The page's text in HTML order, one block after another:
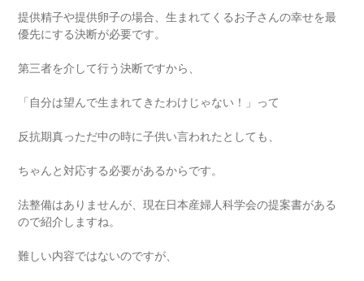
提供精子や提供卵子の場合、生まれてくるお子さんの幸せを最
優先にする決断が必要です。
第三者を介して行う決断ですから、
「自分は望んで生まれてきたわけじゃない！」って
反抗期真っただ中の時に子供い言われたとしても、
ちゃんと対応する必要があるからです。
法整備はありませんが、現在日本産婦人科学会の提案書がある
ので紹介しますね。
難しい内容ではないのですが、